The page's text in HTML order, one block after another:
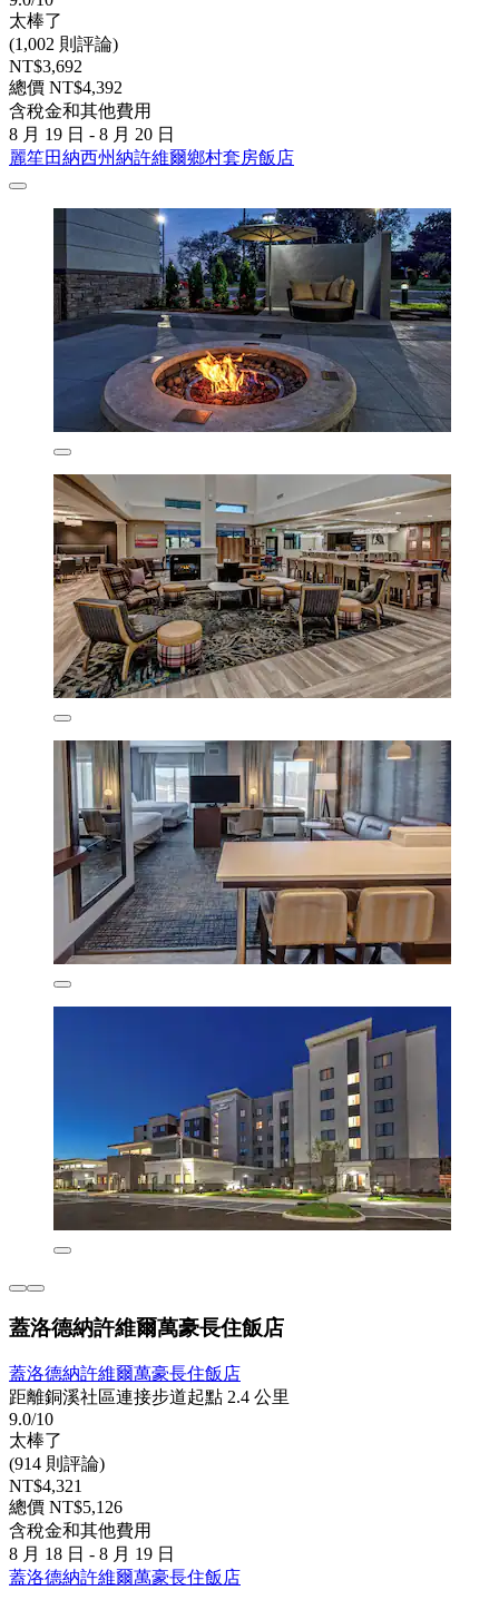
太棒了
(1,002 則評論)
NT$3,692
總價 NT$4,392
含稅金和其他費用
8 月 19 日 - 8 月 20 日
麗笙田納西州納許維爾鄉村套房飯店
蓋洛德納許維爾萬豪長住飯店
蓋洛德納許維爾萬豪長住飯店
距離銅溪社區連接步道起點 2.4 公里
9.0/10
太棒了
(914 則評論)
NT$4,321
總價 NT$5,126
含稅金和其他費用
8 月 18 日 - 8 月 19 日
蓋洛德納許維爾萬豪長住飯店